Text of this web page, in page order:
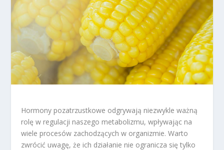
Hormony pozatrzustkowe odgrywają niezwykle ważną
rolę w regulacji naszego metabolizmu, wpływając na
wiele procesów zachodzących w organizmie. Warto
zwrócić uwagę, że ich działanie nie ogranicza się tylko